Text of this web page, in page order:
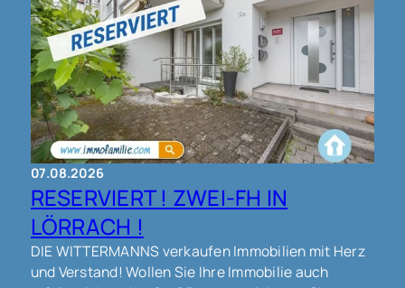
07.08.2026
RESERVIERT ! ZWEI-FH IN
LÖRRACH !
DIE WITTERMANNS verkaufen Immobilien mit Herz
und Verstand! Wollen Sie Ihre Immobilie auch